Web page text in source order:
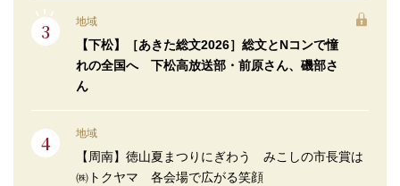
地域
【下松】［あきた総文2026］総文とNコンで憧
れの全国へ 下松高放送部・前原さん、磯部さ
ん
地域
【周南】徳山夏まつりにぎわう みこしの市長賞は
㈱トクヤマ 各会場で広がる笑顔